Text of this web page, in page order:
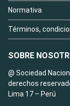
Normativa
Términos,
SOBRE
@ Sociedad
derechos
Lima 17 – Perú